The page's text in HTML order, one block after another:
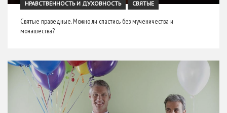
НРАВСТВЕННОСТЬ И ДУХОВНОСТЬ СВЯТЫЕ
Святые праведные. Можно ли спастись без мученичества и
монашества?